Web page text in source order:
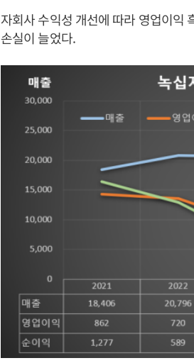
자회사 수익성 개선에 따라 영업이익
손실이 늘었다.